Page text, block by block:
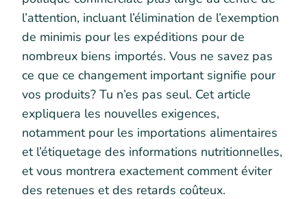
l’attention, incluant l’élimination de l’exemption
de minimis pour les expéditions pour de
nombreux biens importés. Vous ne savez pas
ce que ce changement important signifie pour
vos produits? Tu n’es pas seul. Cet article
expliquera les nouvelles exigences,
notamment pour les importations alimentaires
et l’étiquetage des informations nutritionnelles,
et vous montrera exactement comment éviter
des retenues et des retards coûteux.